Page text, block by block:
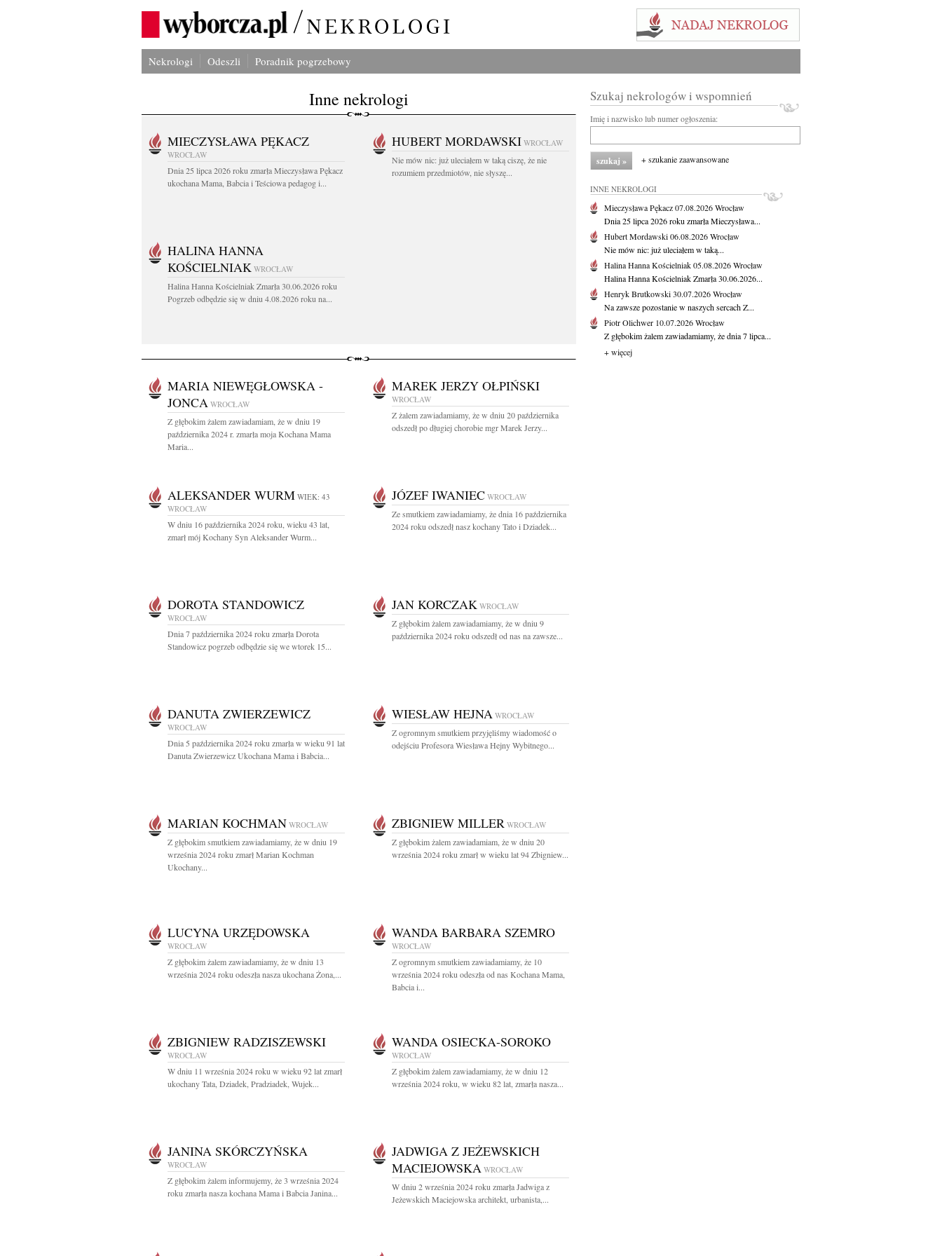
Nekrologi Odeszli Poradnik pogrzebowy
Inne nekrologi
MIECZYSŁAWA PĘKACZ
WROCŁAW
Dnia 25 lipca 2026 roku zmarła Mieczysława Pękacz
ukochana Mama, Babcia i Teściowa pedagog i...
HUBERT MORDAWSKI WROCŁAW
Nie mów nic: już uleciałem w taką ciszę, że nie
rozumiem przedmiotów, nie słyszę...
HALINA HANNA
KOŚCIELNIAK WROCŁAW
Halina Hanna Kościelniak Zmarła 30.06.2026 roku
Pogrzeb odbędzie się w dniu 4.08.2026 roku na...
MARIA NIEWĘGŁOWSKA -
JONCA WROCŁAW
Z głębokim żalem zawiadamiam, że w dniu 19
października 2024 r. zmarła moja Kochana Mama
Maria...
MAREK JERZY OŁPIŃSKI
WROCŁAW
Z żalem zawiadamiamy, że w dniu 20 października
odszedł po długiej chorobie mgr Marek Jerzy...
ALEKSANDER WURM WIEK: 43
WROCŁAW
W dniu 16 października 2024 roku, wieku 43 lat,
zmarł mój Kochany Syn Aleksander Wurm...
JÓZEF IWANIEC WROCŁAW
Ze smutkiem zawiadamiamy, że dnia 16 października
2024 roku odszedł nasz kochany Tato i Dziadek...
DOROTA STANDOWICZ
WROCŁAW
Dnia 7 października 2024 roku zmarła Dorota
Standowicz pogrzeb odbędzie się we wtorek 15...
JAN KORCZAK WROCŁAW
Z głębokim żalem zawiadamiamy, że w dniu 9
października 2024 roku odszedł od nas na zawsze...
DANUTA ZWIERZEWICZ
WROCŁAW
Dnia 5 października 2024 roku zmarła w wieku 91 lat
Danuta Zwierzewicz Ukochana Mama i Babcia...
WIESŁAW HEJNA WROCŁAW
Z ogromnym smutkiem przyjęliśmy wiadomość o
odejściu Profesora Wiesława Hejny Wybitnego...
MARIAN KOCHMAN WROCŁAW
Z głębokim smutkiem zawiadamiamy, że w dniu 19
września 2024 roku zmarł Marian Kochman
Ukochany...
ZBIGNIEW MILLER WROCŁAW
Z głębokim żalem zawiadamiam, że w dniu 20
września 2024 roku zmarł w wieku lat 94 Zbigniew...
LUCYNA URZĘDOWSKA
WROCŁAW
Z głębokim żalem zawiadamiamy, że w dniu 13
września 2024 roku odeszła nasza ukochana Żona,...
WANDA BARBARA SZEMRO
WROCŁAW
Z ogromnym smutkiem zawiadamiamy, że 10
września 2024 roku odeszła od nas Kochana Mama,
Babcia i...
ZBIGNIEW RADZISZEWSKI
WROCŁAW
W dniu 11 września 2024 roku w wieku 92 lat zmarł
ukochany Tata, Dziadek, Pradziadek, Wujek...
WANDA OSIECKA-SOROKO
WROCŁAW
Z głębokim żalem zawiadamiamy, że w dniu 12
września 2024 roku, w wieku 82 lat, zmarła nasza...
JANINA SKÓRCZYŃSKA
WROCŁAW
Z głębokim żalem informujemy, że 3 września 2024
roku zmarła nasza kochana Mama i Babcia Janina...
JADWIGA Z JEŻEWSKICH
MACIEJOWSKA WROCŁAW
W dniu 2 września 2024 roku zmarła Jadwiga z
Jeżewskich Maciejowska architekt, urbanista,...
Szukaj nekrologów i wspomnień
Imię i nazwisko lub numer ogłoszenia:
+ szukanie zaawansowane
INNE NEKROLOGI
Mieczysława Pękacz07.08.2026Wrocław
Dnia 25 lipca 2026 roku zmarła Mieczysława...
Hubert Mordawski06.08.2026Wrocław
Nie mów nic: już uleciałem w taką...
Halina Hanna Kościelniak05.08.2026Wrocław
Halina Hanna Kościelniak Zmarła 30.06.2026...
Henryk Brutkowski30.07.2026Wrocław
Na zawsze pozostanie w naszych sercach Z...
Piotr Olichwer 10.07.2026Wrocław
Z głębokim żalem zawiadamiamy, że dnia 7 lipca...
+ więcej